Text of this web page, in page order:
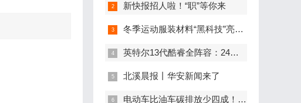
新快报招人啦！“职”等你来
冬季运动服装材料“黑科技”亮相服贸会
英特尔13代酷睿全阵容：24核i9-13900K最高5.8GHz
北溪晨报丨华安新闻来了
电动车比油车碳排放少四成！能链智电助推新能源汽车普及